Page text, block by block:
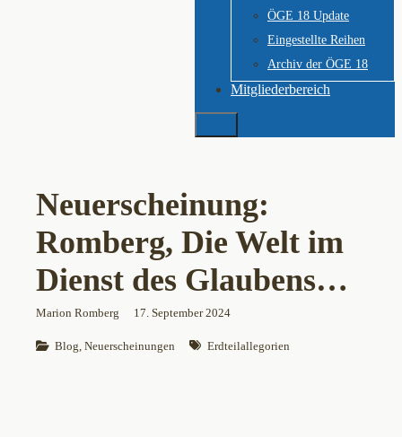
ÖGE 18 Update
Eingestellte Reihen
Archiv der ÖGE 18
Mitgliederbereich
Suchen
Neuerscheinung:
Romberg, Die Welt im
Dienst des Glaubens…
Marion Romberg 17. September 2024
Blog, Neuerscheinungen Erdteilallegorien